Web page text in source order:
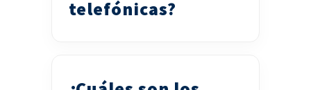
telefónicas?